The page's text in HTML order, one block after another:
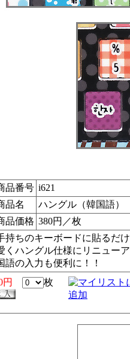
品番号 i621
品名
ハングル（韓国語
品価格 380円／枚
持ちのキーボードに貼るだ
くハングル仕様にリニュー
語の入力も便利に！！
円
枚